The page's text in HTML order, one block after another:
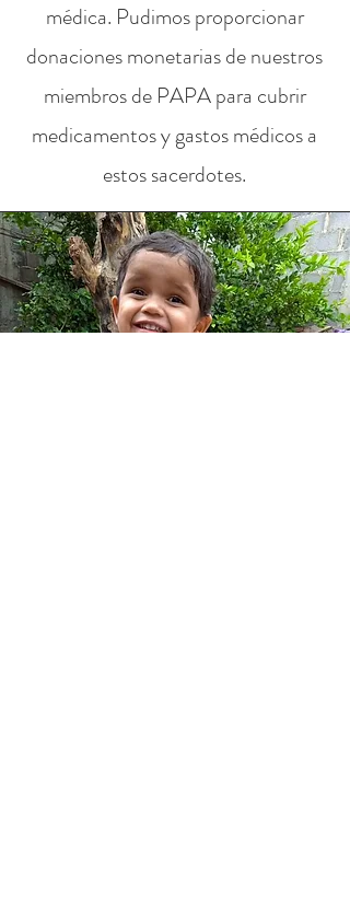
médica. Pudimos proporcionar
donaciones monetarias de nuestros
miembros de PAPA para cubrir
medicamentos y gastos médicos a
estos sacerdotes.